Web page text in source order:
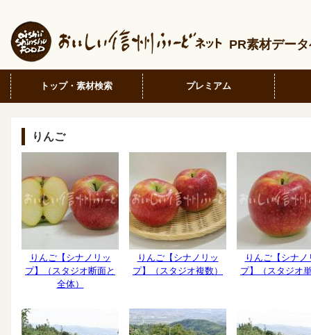
PR素材デー
トップ・素材検索 プレミアム
りんご
りんご【シナノリッ
プ】（スタジオ断面と
全体）
りんご【シナノリッ
プ】（スタジオ複数）
りんご【シナノ
プ】（スタジオ